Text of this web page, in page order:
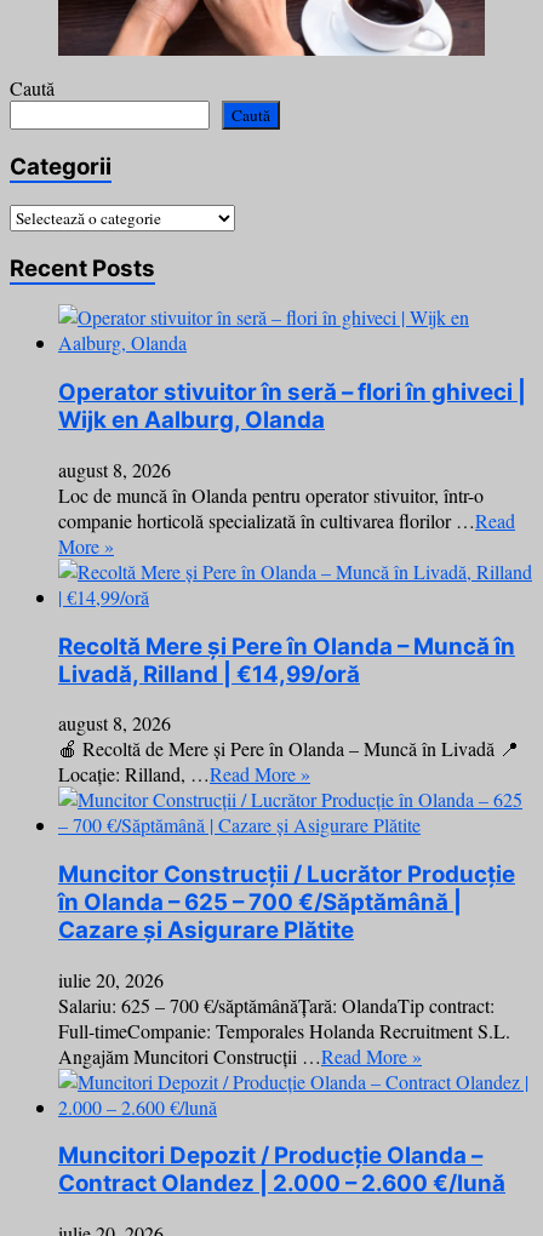
Caută
Caută
Categorii
Categorii
Recent Posts
Operator stivuitor în seră – flori în ghiveci |
Wijk en Aalburg, Olanda
august 8, 2026
Loc de muncă în Olanda pentru operator stivuitor, într-o
companie horticolă specializată în cultivarea florilor …Read
More »
Recoltă Mere și Pere în Olanda – Muncă în
Livadă, Rilland | €14,99/oră
august 8, 2026
🍎 Recoltă de Mere și Pere în Olanda – Muncă în Livadă 📍
Locație: Rilland, …Read More »
Muncitor Construcții / Lucrător Producție
în Olanda – 625 – 700 €/Săptămână |
Cazare și Asigurare Plătite
iulie 20, 2026
Salariu: 625 – 700 €/săptămânăȚară: OlandaTip contract:
Full-timeCompanie: Temporales Holanda Recruitment S.L.
Angajăm Muncitori Construcții …Read More »
Muncitori Depozit / Producție Olanda –
Contract Olandez | 2.000 – 2.600 €/lună